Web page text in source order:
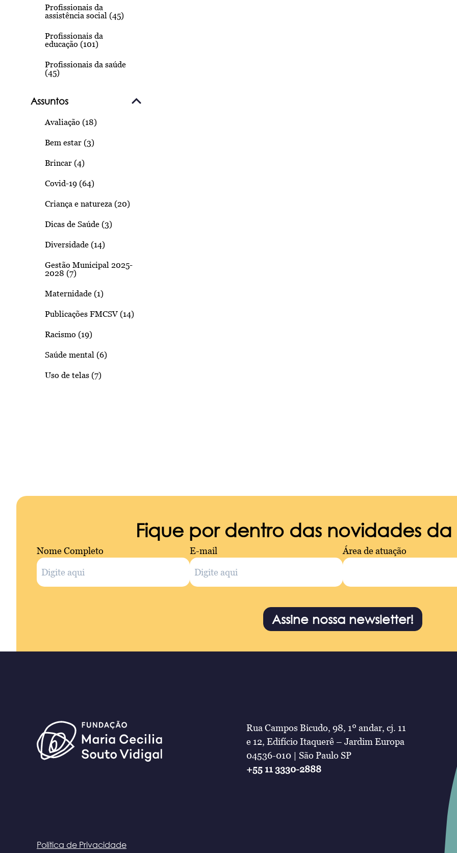
Profissionais da
assistência social (45)
Profissionais da
educação (101)
Profissionais da saúde
(45)
Assuntos
Avaliação (18)
Bem estar (3)
Brincar (4)
Covid-19 (64)
Criança e natureza (20)
Dicas de Saúde (3)
Diversidade (14)
Gestão Municipal 2025-
2028 (7)
Maternidade (1)
Publicações FMCSV (14)
Racismo (19)
Saúde mental (6)
Uso de telas (7)
Fique por dentro das novidades
Nome Completo E-mail Área de atuação
Assine nossa newsletter!
Rua Campos Bicudo, 98, 1º andar, cj. 11
e 12, Edifício Itaquerê – Jardim Europa
04536-010 | São Paulo SP
+55 11 3330-2888
Política de Privacidade